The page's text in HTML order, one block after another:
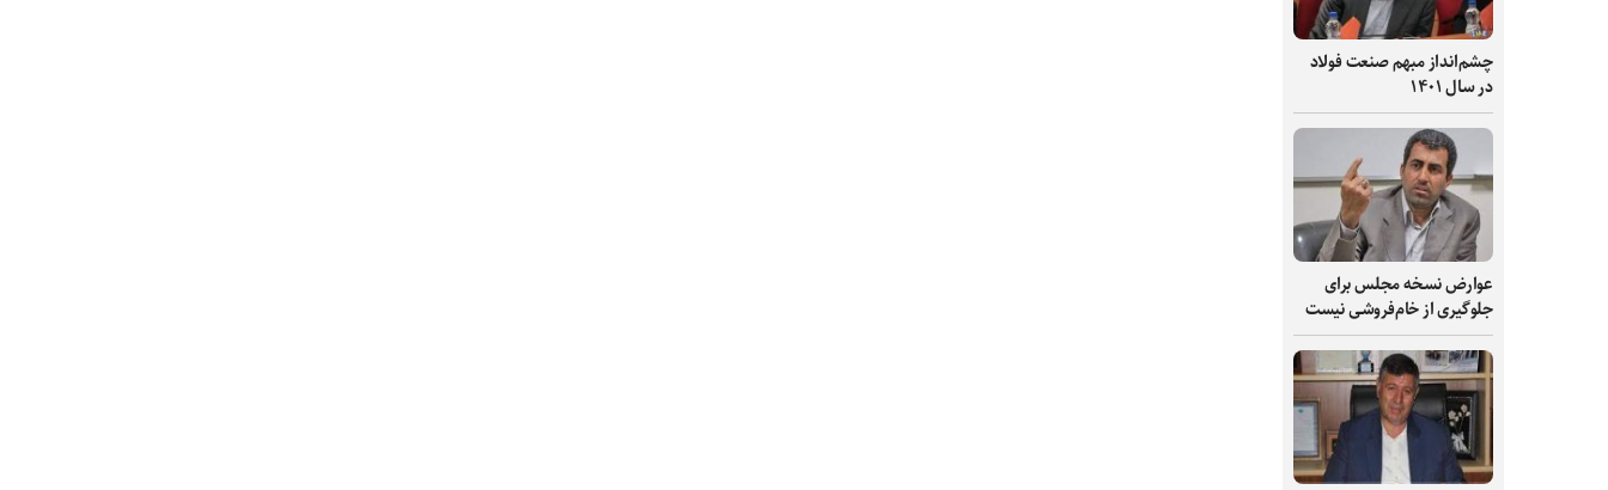
چشم‌انداز مبهم صنعت فولاد
در سال ۱۴۰۱
عوارض نسخه مجلس برای
جلوگیری از خام‌فروشی نیست